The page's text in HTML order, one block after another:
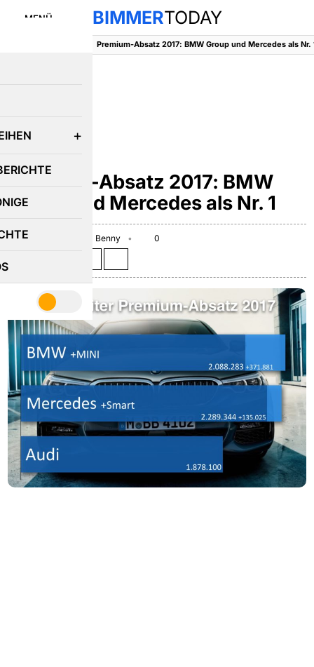
MENÜ BIMMERTODAY
Premium-Absatz 2017: BMW Group und Mercedes als Nr.
Premium-Absatz 2017: BMW
Group und Mercedes als Nr. 1
January 15, 2018 Benny
0